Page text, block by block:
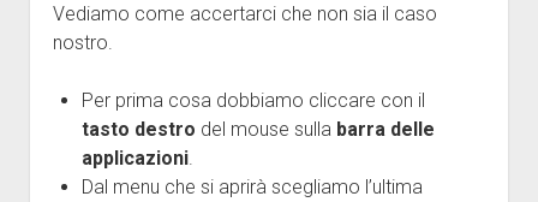
Vediamo come accertarci che non sia il caso
nostro.
Per prima cosa dobbiamo cliccare con il
tasto destro del mouse sulla barra delle
applicazioni.
Dal menu che si aprirà scegliamo l’ultima